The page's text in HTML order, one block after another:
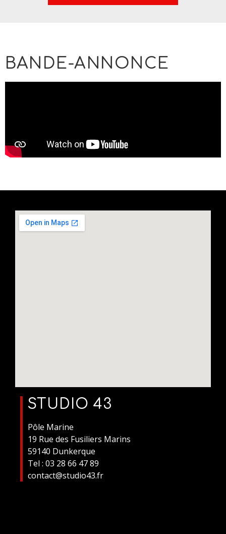
BANDE-ANNONCE
STUDIO 43
Pôle Marine
19 Rue des Fusiliers Marins
59140 Dunkerque
Tel : 03 28 66 47 89
contact@studio43.fr